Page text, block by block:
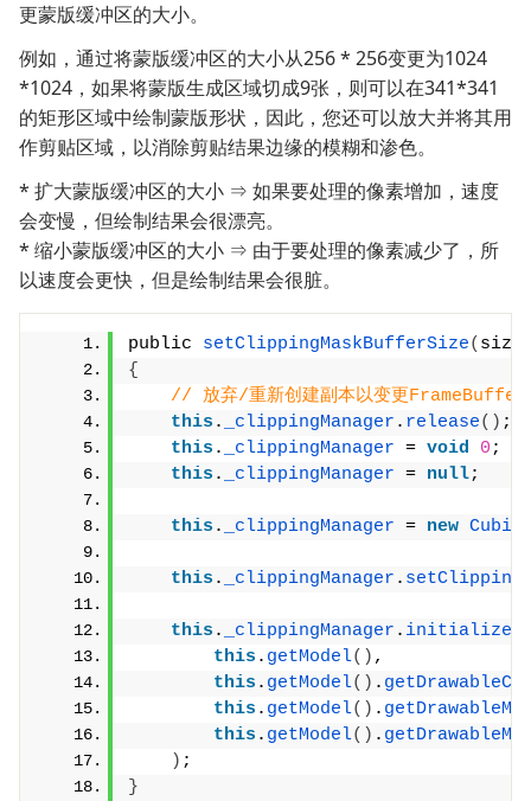
更蒙版缓冲区的大小。
例如，通过将蒙版缓冲区的大小从256 * 256变更为1024
*1024，如果将蒙版生成区域切成9张，则可以在341*341
的矩形区域中绘制蒙版形状，因此，您还可以放大并将其用
作剪贴区域，以消除剪贴结果边缘的模糊和渗色。
* 扩大蒙版缓冲区的大小 ⇒ 如果要处理的像素增加，速度
会变慢，但绘制结果会很漂亮。
* 缩小蒙版缓冲区的大小 ⇒ 由于要处理的像素减少了，所
以速度会更快，但是绘制结果会很脏。
public setClippingMaskBufferSize( size:
{
// 放弃/重新创建副本以变更FrameBuffer
this . _clippingManager . release() ;
this . _clippingManager = void 0 ;
this . _clippingManager = null;
this . _clippingManager = new
this . _clippingManager .
this . _clippingManager . initialize
this . getModel() ,
this . getModel() .
this . getModel() .
this . getModel() .
) ;
}